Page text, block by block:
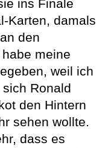
ins Finale
Karten, damals
den
meine
weil ich
Ronald
den Hintern
sehen wollte.
dass es